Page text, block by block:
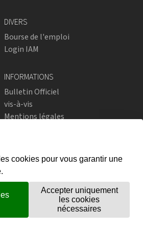
DIVERS
Bourse de l'emploi
Login IAM
INFORMATIONS
Bulletin Officiel
vis-à-vis
Mentions légales
Instagram
flickr